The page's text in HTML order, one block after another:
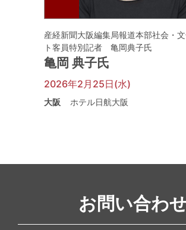
産経新聞大阪編集局報道本部社会・
ト客員特別記者 亀岡典子氏
亀岡 典子氏
2026年2月25日(水)
大阪 ホテル日航大阪
お問い合わ